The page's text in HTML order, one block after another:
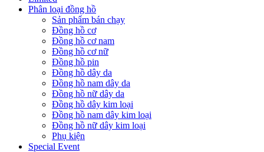
Phân loại đồng hồ
Sản phẩm bán chạy
Đồng hồ cơ
Đồng hồ cơ nam
Đồng hồ cơ nữ
Đồng hồ pin
Đồng hồ dây da
Đồng hồ nam dây da
Đồng hồ nữ dây da
Đồng hồ dây kim loại
Đồng hồ nam dây kim loại
Đồng hồ nữ dây kim loại
Phụ kiện
Special Event